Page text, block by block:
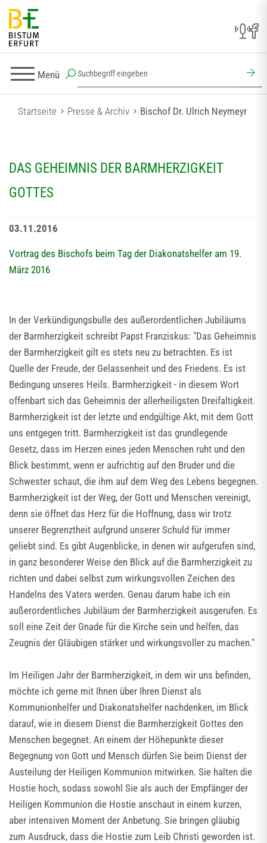
Menü
Startseite Presse & Archiv Bischof Dr. Ulrich Neymeyr
DAS GEHEIMNIS DER BARMHERZIGKEIT
GOTTES
03.11.2016
Vortrag des Bischofs beim Tag der Diakonatshelfer am 19.
März 2016
In der Verkündigungsbulle des außerordentlichen Jubiläums
der Barmherzigkeit schreibt Papst Franziskus: "Das Geheimnis
der Barmherzigkeit gilt es stets neu zu betrachten. Es ist
Quelle der Freude, der Gelassenheit und des Friedens. Es ist
Bedingung unseres Heils. Barmherzigkeit - in diesem Wort
offenbart sich das Geheimnis der allerheiligsten Dreifaltigkeit.
Barmherzigkeit ist der letzte und endgültige Akt, mit dem Gott
uns entgegen tritt. Barmherzigkeit ist das grundlegende
Gesetz, dass im Herzen eines jeden Menschen ruht und den
Blick bestimmt, wenn er aufrichtig auf den Bruder und die
Schwester schaut, die ihm auf dem Weg des Lebens begegnen.
Barmherzigkeit ist der Weg, der Gott und Menschen vereinigt,
denn sie öffnet das Herz für die Hoffnung, dass wir trotz
unserer Begrenztheit aufgrund unserer Schuld für immer
geliebt sind. Es gibt Augenblicke, in denen wir aufgerufen sind,
in ganz besonderer Weise den Blick auf die Barmherzigkeit zu
richten und dabei selbst zum wirkungsvollen Zeichen des
Handelns des Vaters werden. Genau darum habe ich ein
außerordentliches Jubiläum der Barmherzigkeit ausgerufen. Es
soll eine Zeit der Gnade für die Kirche sein und helfen, das
Zeugnis der Gläubigen stärker und wirkungsvoller zu machen."
Im Heiligen Jahr der Barmherzigkeit, in dem wir uns befinden,
möchte ich gerne mit Ihnen über Ihren Dienst als
Kommunionhelfer und Diakonatshelfer nachdenken, im Blick
darauf, wie in diesem Dienst die Barmherzigkeit Gottes den
Menschen begegnet. An einem der Höhepunkte dieser
Begegnung von Gott und Mensch dürfen Sie beim Dienst der
Austeilung der Heiligen Kommunion mitwirken. Sie halten die
Hostie hoch, sodass sowohl Sie als auch der Empfänger der
Heiligen Kommunion die Hostie anschaut in einem kurzen,
aber intensiven Moment der Anbetung. Sie bringen gläubig
zum Ausdruck, dass die Hostie zum Leib Christi geworden ist.